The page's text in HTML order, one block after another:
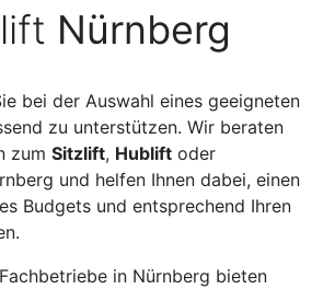
Nürnberg
bei der Auswahl eines geeigneten
zu unterstützen. Wir beraten
zum Sitzlift, Hublift oder
und helfen Ihnen dabei, einen
Budgets und entsprechend Ihren
in Nürnberg bieten